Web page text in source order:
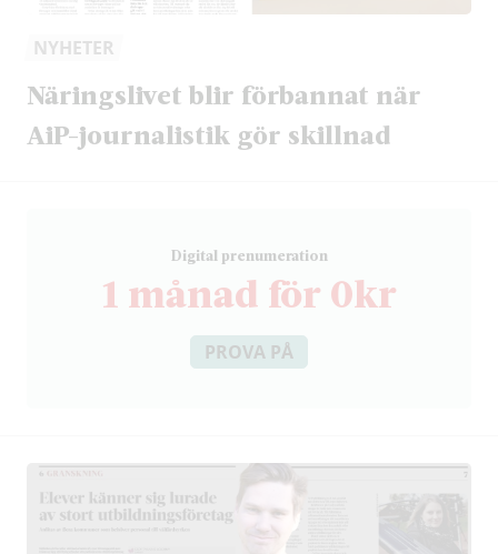
NYHETER
Näringslivet blir förbannat när
AiP-journalistik gör skillnad
Digital prenumeration
1 månad för 0kr
PROVA PÅ